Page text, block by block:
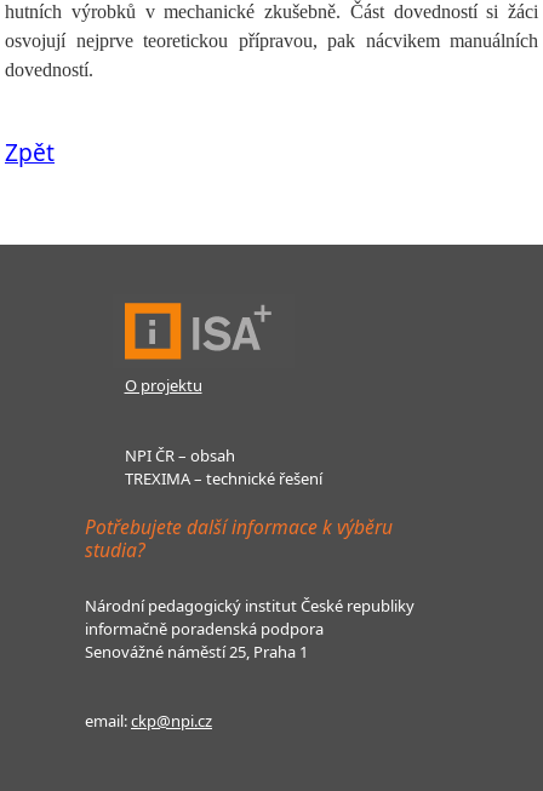
hutních výrobků v mechanické zkušebně. Část dovedností si žáci
osvojují nejprve teoretickou přípravou, pak nácvikem manuálních
dovedností.
Zpět
O projektu
NPI ČR – obsah
TREXIMA – technické řešení
Potřebujete další informace k výběru
studia?
Národní pedagogický institut České republiky
informačně poradenská podpora
Senovážné náměstí 25, Praha 1
email:ckp@npi.cz